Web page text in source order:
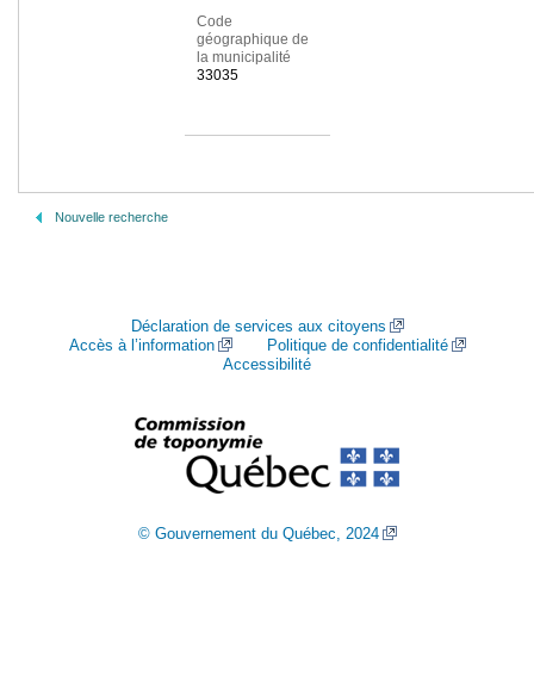
Code
géographique de
la municipalité
33035
Nouvelle recherche
Déclaration de services aux citoyens
Accès à l’information
Politique de confidentialité
Accessibilité
© Gouvernement du Québec, 2024